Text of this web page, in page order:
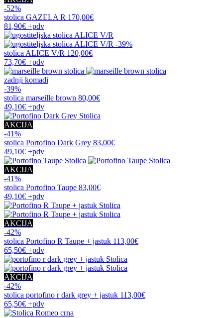
-52%
stolica GAZELA R 170,00€
81,90€ +pdv
-39%
stolica ALICE V/R 120,00€
73,70€ +pdv
zadnji komadi
-39%
stolica marseille brown 80,00€
49,10€ +pdv
AKCIJA
-41%
stolica Portofino Dark Grey 83,00€
49,10€ +pdv
AKCIJA
-41%
stolica Portofino Taupe 83,00€
49,10€ +pdv
AKCIJA
-42%
stolica Portofino R Taupe + jastuk 113,00€
65,50€ +pdv
AKCIJA
-42%
stolica portofino r dark grey + jastuk 113,00€
65,50€ +pdv